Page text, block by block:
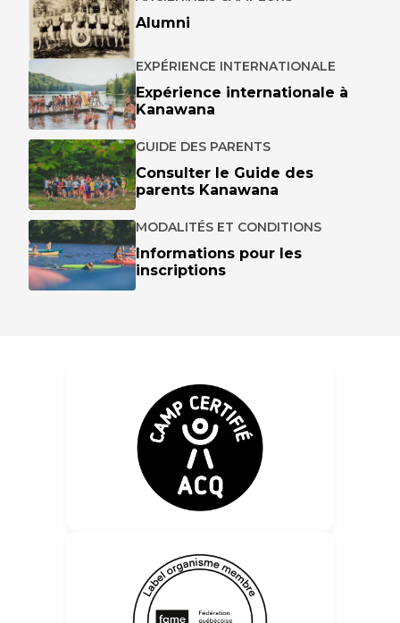
Alumni
Expérience internationale à
Kanawana
EXPÉRIENCE INTERNATIONALE
Consulter le Guide des
parents Kanawana
GUIDE DES PARENTS
Informations pour les
inscriptions
MODALITÉS ET CONDITIONS